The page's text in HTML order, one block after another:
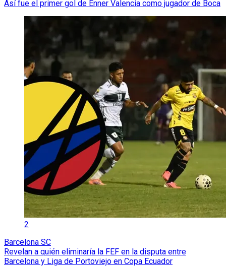
Así fue el primer gol de Enner Valencia como jugador de Boca
2
Barcelona SC
Revelan a quién eliminaría la FEF en la disputa entre
Barcelona y Liga de Portoviejo en Copa Ecuador